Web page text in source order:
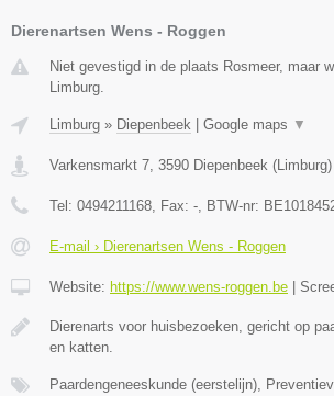
Dierenartsen Wens - Roggen
Niet gevestigd in de plaats Rosmeer, maar
Limburg.
Limburg » Diepenbeek Google maps ▼
Varkensmarkt 7, 3590 Diepenbeek (Limburg)
Tel: 0494211168, Fax: -, BTW-nr:
E-mail › Dierenartsen Wens - Roggen
Website: https://www.wens-roggen.be
Dierenarts voor huisbezoeken, gericht op
en katten.
Paardengeneeskunde (eerstelijn),